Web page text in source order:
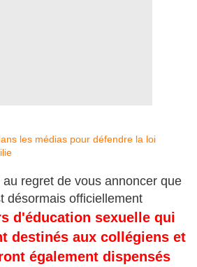
les médias pour défendre la loi
regret de vous annoncer que
désormais officiellement
d'éducation sexuelle qui
destinés aux collégiens et
également dispensés